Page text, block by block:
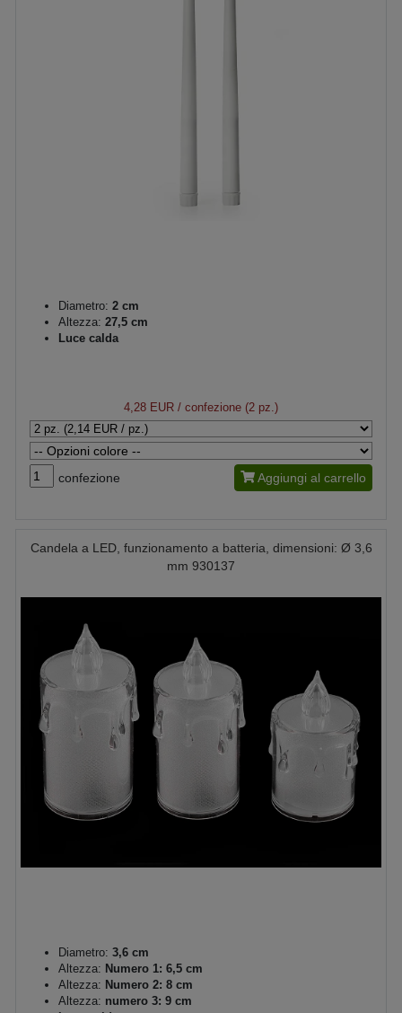
Diametro: 2 cm
Altezza: 27,5 cm
Luce calda
4,28 EUR / confezione (2 pz.)
confezione Aggiungi al carrello
Candela a LED, funzionamento a batteria, dimensioni: Ø 3,6
mm 930137
Diametro: 3,6 cm
Altezza: Numero 1: 6,5 cm
Altezza: Numero 2: 8 cm
Altezza: numero 3: 9 cm